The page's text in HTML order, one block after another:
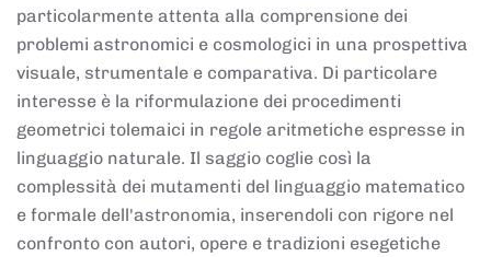
particolarmente attenta alla comprensione dei
problemi astronomici e cosmologici in una prospettiva
visuale, strumentale e comparativa. Di particolare
interesse è la riformulazione dei procedimenti
geometrici tolemaici in regole aritmetiche espresse in
linguaggio naturale. Il saggio coglie così la
complessità dei mutamenti del linguaggio matematico
e formale dell'astronomia, inserendoli con rigore nel
confronto con autori, opere e tradizioni esegetiche